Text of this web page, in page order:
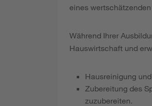
eines
Während Ihrer
Hauswirtschaft und
Hausreinigung
Zubereitung des
zuzubereiten.